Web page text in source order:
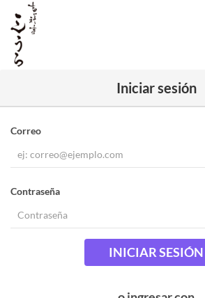
Iniciar sesión
Correo
Contraseña
INICIAR SESIÓN